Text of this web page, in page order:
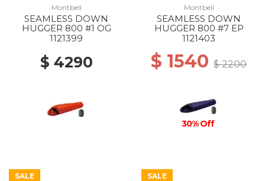
Montbell
SEAMLESS DOWN
HUGGER 800 #1 OG
1121399
$ 4290
Montbell
SEAMLESS DOWN
HUGGER 800 #7 EP
1121403
$ 1540 $ 2200
30% Off
SALE
SALE